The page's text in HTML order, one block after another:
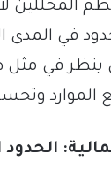
المحللين لا
في
في مثل
الموارد
الحدود